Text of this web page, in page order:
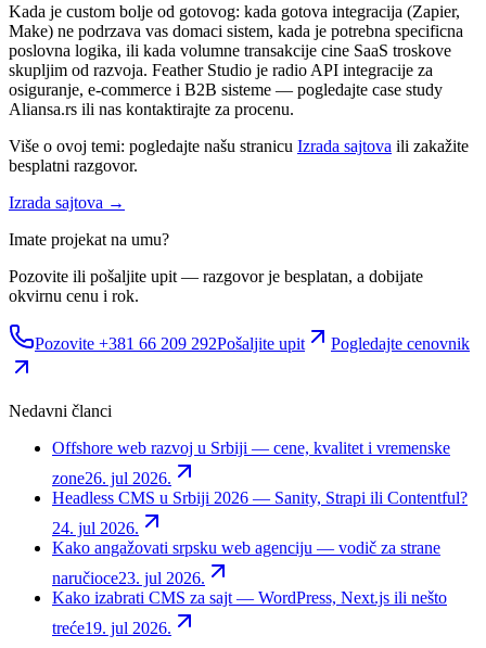
Kada je custom bolje od gotovog: kada gotova integracija (Zapier,
Make) ne podrzava vas domaci sistem, kada je potrebna specificna
poslovna logika, ili kada volumne transakcije cine SaaS troskove
skupljim od razvoja. Feather Studio je radio API integracije za
osiguranje, e-commerce i B2B sisteme — pogledajte case study
Aliansa.rs ili nas kontaktirajte za procenu.
Više o ovoj temi: pogledajte našu stranicu Izrada sajtova ili zakažite
besplatni razgovor.
Izrada sajtova →
Imate projekat na umu?
Pozovite ili pošaljite upit — razgovor je besplatan, a dobijate
okvirnu cenu i rok.
Pozovite +381 66 209 292Pošaljite upit Pogledajte cenovnik
Nedavni članci
Offshore web razvoj u Srbiji — cene, kvalitet i vremenske
zone26. jul 2026.
Headless CMS u Srbiji 2026 — Sanity, Strapi ili Contentful?
24. jul 2026.
Kako angažovati srpsku web agenciju — vodič za strane
naručioce23. jul 2026.
Kako izabrati CMS za sajt — WordPress, Next.js ili nešto
treće19. jul 2026.